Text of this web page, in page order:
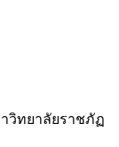
วิทยาลัยราชภัฏ